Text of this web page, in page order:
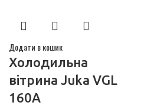
Додати в кошик
Холодильна
вітрина Juka VGL
160A